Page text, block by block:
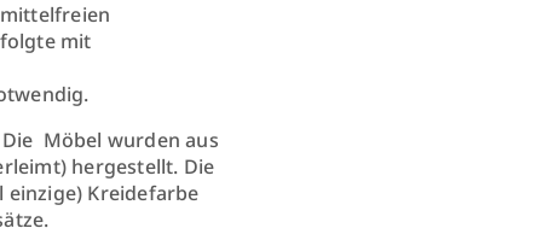
mit
Möbel wurden aus
hergestellt. Die
Kreidefarbe